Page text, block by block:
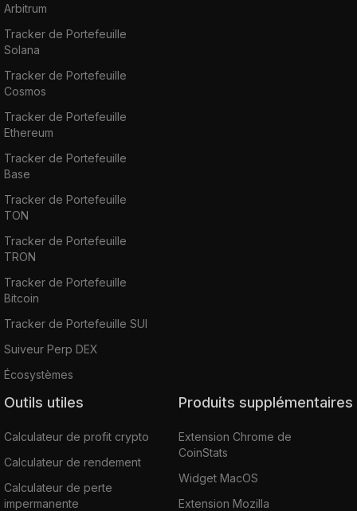
Arbitrum
Tracker de Portefeuille
Solana
Tracker de Portefeuille
Cosmos
Tracker de Portefeuille
Ethereum
Tracker de Portefeuille
Base
Tracker de Portefeuille
TON
Tracker de Portefeuille
TRON
Tracker de Portefeuille
Bitcoin
Tracker de Portefeuille SUI
Suiveur Perp DEX
Écosystèmes
Outils utiles
Calculateur de profit crypto
Calculateur de rendement
Calculateur de perte
impermanente
Produits supplémentaires
Extension Chrome de
CoinStats
Widget MacOS
Extension Mozilla